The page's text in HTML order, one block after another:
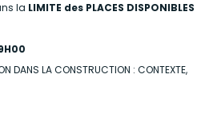
la LIMITE des PLACES DISPONIBLES
DANS LA CONSTRUCTION : CONTEXTE,